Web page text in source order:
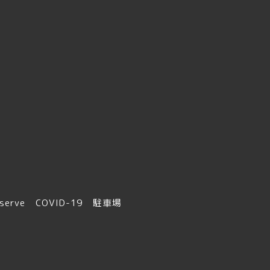
COVID-19 駐車場